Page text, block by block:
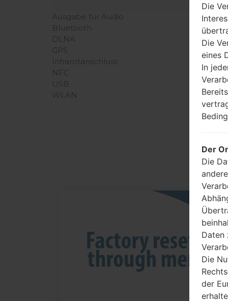
Ausgabe für Audio
Bluetooth
DLNA
GPS
Infrarotanschluss
NFC
USB
WLAN
06
MAI
Die
Die
eines
In
Der
Die
Daten
Die
der